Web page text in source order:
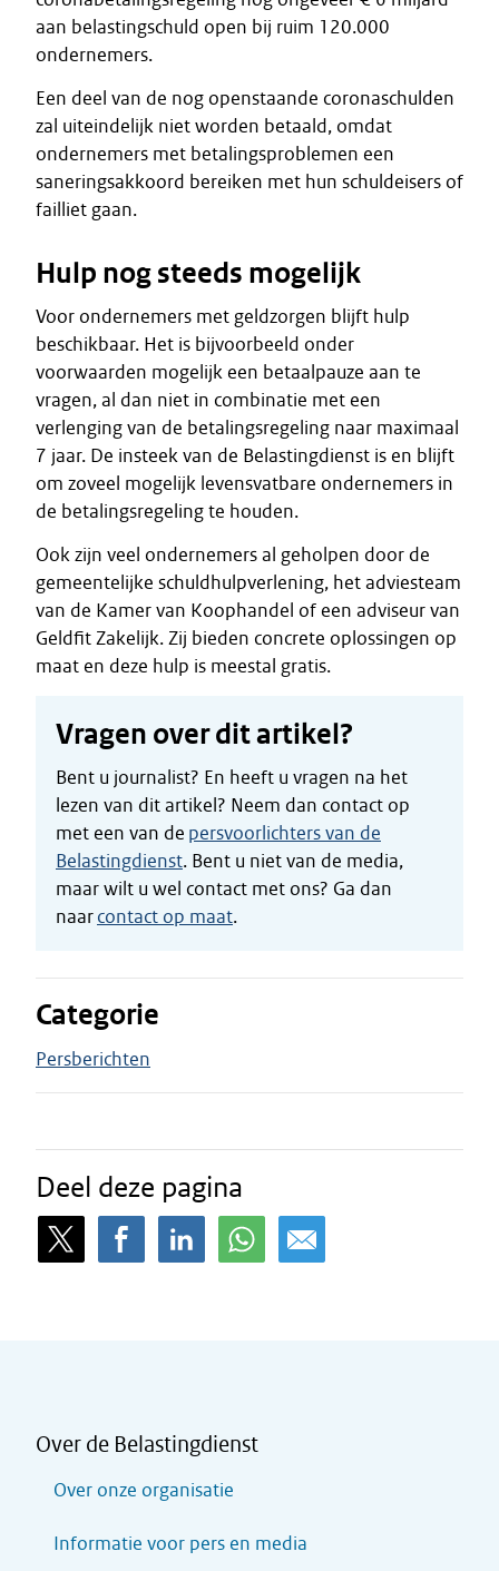
aan belastingschuld open bij ruim 120.000
ondernemers.
Een deel van de nog openstaande coronaschulden
zal uiteindelijk niet worden betaald, omdat
ondernemers met betalingsproblemen een
saneringsakkoord bereiken met hun schuldeisers of
failliet gaan.
Hulp nog steeds mogelijk
Voor ondernemers met geldzorgen blijft hulp
beschikbaar. Het is bijvoorbeeld onder
voorwaarden mogelijk een betaalpauze aan te
vragen, al dan niet in combinatie met een
verlenging van de betalingsregeling naar maximaal
7 jaar. De insteek van de Belastingdienst is en blijft
om zoveel mogelijk levensvatbare ondernemers in
de betalingsregeling te houden.
Ook zijn veel ondernemers al geholpen door de
gemeentelijke schuldhulpverlening, het adviesteam
van de Kamer van Koophandel of een adviseur van
Geldfit Zakelijk. Zij bieden concrete oplossingen op
maat en deze hulp is meestal gratis.
Vragen over dit artikel?
Bent u journalist? En heeft u vragen na het
lezen van dit artikel? Neem dan contact op
met een van de persvoorlichters van de
Belastingdienst. Bent u niet van de media,
maar wilt u wel contact met ons? Ga dan
naarcontact op maat.
Categorie
Persberichten
Deel deze pagina
Over de Belastingdienst
Over onze organisatie
Informatie voor pers en media